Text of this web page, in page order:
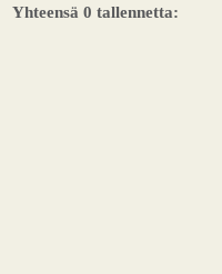
Yhteensä 0 tallennetta: